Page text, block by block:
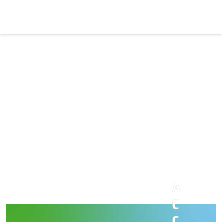
A
C